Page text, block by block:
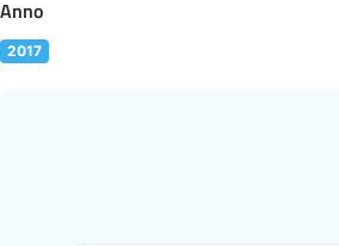
Anno
2017